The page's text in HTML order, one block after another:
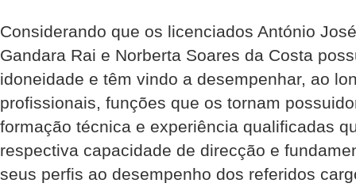
Considerando que os licenciados António
Gandara Rai e Norberta Soares da Costa
idoneidade e têm vindo a desempenhar, ao
profissionais, funções que os tornam
formação técnica e experiência qualificadas
respectiva capacidade de direcção e
seus perfis ao desempenho dos referidos